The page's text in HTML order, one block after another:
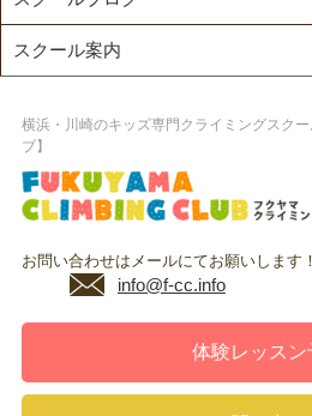
スクール案内
横浜・川崎のキッズ専門クライミングスク
ブ】
お問い合わせはメールにてお願いします！
info@f-cc.info
体験レッスン